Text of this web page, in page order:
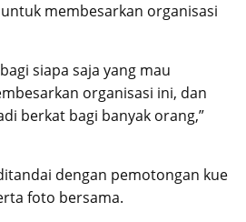
membesarkan organisasi
siapa saja yang mau
organisasi ini, dan
berkat bagi banyak orang,”
dengan pemotongan kue
foto bersama.